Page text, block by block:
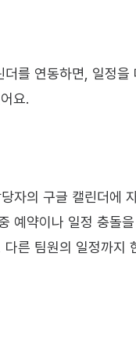
를 연동하면, 일정
요.
자의 구글 캘린더에
예약이나 일정 충돌
른 팀원의 일정까지